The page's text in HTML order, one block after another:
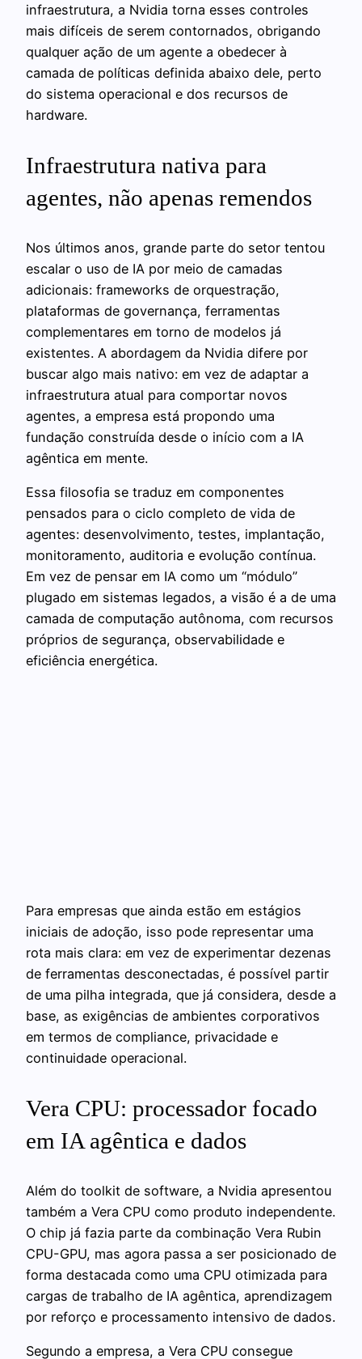
infraestrutura, a Nvidia torna esses controles
mais difíceis de serem contornados, obrigando
qualquer ação de um agente a obedecer à
camada de políticas definida abaixo dele, perto
do sistema operacional e dos recursos de
hardware.
Infraestrutura nativa para
agentes, não apenas remendos
Nos últimos anos, grande parte do setor tentou
escalar o uso de IA por meio de camadas
adicionais: frameworks de orquestração,
plataformas de governança, ferramentas
complementares em torno de modelos já
existentes. A abordagem da Nvidia difere por
buscar algo mais nativo: em vez de adaptar a
infraestrutura atual para comportar novos
agentes, a empresa está propondo uma
fundação construída desde o início com a IA
agêntica em mente.
Essa filosofia se traduz em componentes
pensados para o ciclo completo de vida de
agentes: desenvolvimento, testes, implantação,
monitoramento, auditoria e evolução contínua.
Em vez de pensar em IA como um “módulo”
plugado em sistemas legados, a visão é a de uma
camada de computação autônoma, com recursos
próprios de segurança, observabilidade e
eficiência energética.
Para empresas que ainda estão em estágios
iniciais de adoção, isso pode representar uma
rota mais clara: em vez de experimentar dezenas
de ferramentas desconectadas, é possível partir
de uma pilha integrada, que já considera, desde a
base, as exigências de ambientes corporativos
em termos de compliance, privacidade e
continuidade operacional.
Vera CPU: processador focado
em IA agêntica e dados
Além do toolkit de software, a Nvidia apresentou
também a Vera CPU como produto independente.
O chip já fazia parte da combinação Vera Rubin
CPU-GPU, mas agora passa a ser posicionado de
forma destacada como uma CPU otimizada para
cargas de trabalho de IA agêntica, aprendizagem
por reforço e processamento intensivo de dados.
Segundo a empresa, a Vera CPU consegue